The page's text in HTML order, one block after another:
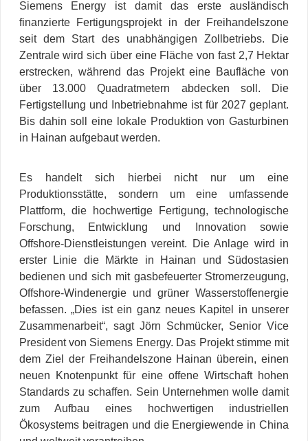
Siemens Energy ist damit das erste ausländisch
finanzierte Fertigungsprojekt in der Freihandelszone
seit dem Start des unabhängigen Zollbetriebs. Die
Zentrale wird sich über eine Fläche von fast 2,7 Hektar
erstrecken, während das Projekt eine Baufläche von
über 13.000 Quadratmetern abdecken soll. Die
Fertigstellung und Inbetriebnahme ist für 2027 geplant.
Bis dahin soll eine lokale Produktion von Gasturbinen
in Hainan aufgebaut werden.
Es handelt sich hierbei nicht nur um eine
Produktionsstätte, sondern um eine umfassende
Plattform, die hochwertige Fertigung, technologische
Forschung, Entwicklung und Innovation sowie
Offshore-Dienstleistungen vereint. Die Anlage wird in
erster Linie die Märkte in Hainan und Südostasien
bedienen und sich mit gasbefeuerter Stromerzeugung,
Offshore-Windenergie und grüner Wasserstoffenergie
befassen. „Dies ist ein ganz neues Kapitel in unserer
Zusammenarbeit“, sagt Jörn Schmücker, Senior Vice
President von Siemens Energy. Das Projekt stimme mit
dem Ziel der Freihandelszone Hainan überein, einen
neuen Knotenpunkt für eine offene Wirtschaft hohen
Standards zu schaffen. Sein Unternehmen wolle damit
zum Aufbau eines hochwertigen industriellen
Ökosystems beitragen und die Energiewende in China